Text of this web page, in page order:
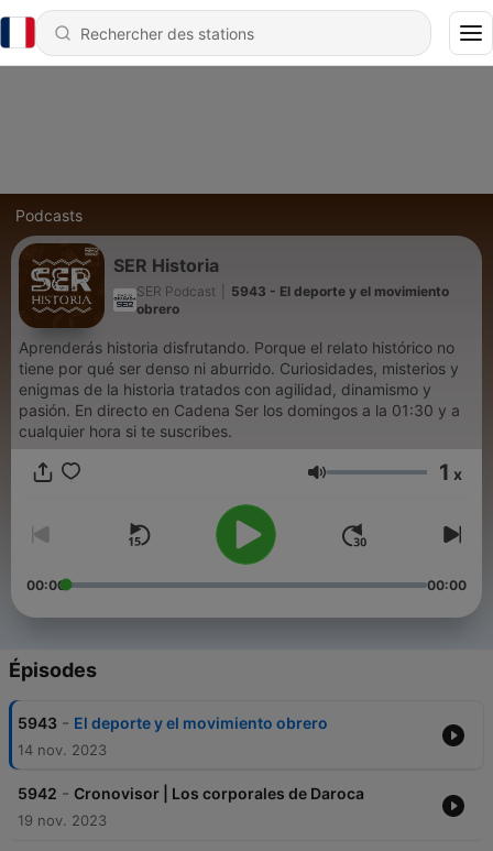
Podcasts
SER Historia
SER Podcast
5943 - El deporte y el movimiento
obrero
Aprenderás historia disfrutando. Porque el relato histórico no
tiene por qué ser denso ni aburrido. Curiosidades, misterios y
enigmas de la historia tratados con agilidad, dinamismo y
pasión. En directo en Cadena Ser los domingos a la 01:30 y a
cualquier hora si te suscribes.
Volume 1 x
00:00 00:00
Épisodes
5943 - El deporte y el movimiento obrero
14 nov. 2023
5942 - Cronovisor | Los corporales de Daroca
19 nov. 2023